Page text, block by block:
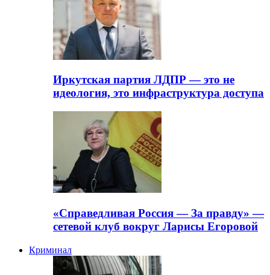
Иркутская партия ЛДПР — это не
идеология, это инфраструктура доступа
«Справедливая Россия — За правду» —
сетевой клуб вокруг Ларисы Егоровой
Криминал